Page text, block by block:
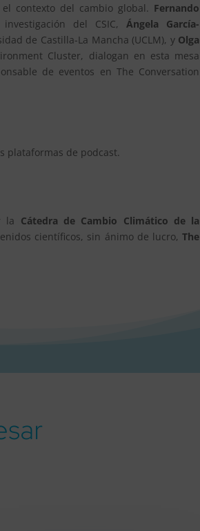
contexto del cambio global. Fernando
del CSIC, Ángela García-
de Castilla-La Mancha (UCLM), y Olga
Cluster, dialogan en esta mesa
de eventos en The Conversation
plataformas de podcast.
la Cátedra de Cambio Climático de la
científicos, sin ánimo de lucro,The